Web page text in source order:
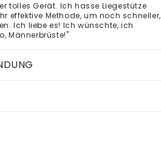
tolles Gerät. Ich hasse Liegestütze
effektive Methode, um noch schneller,
Ich liebe es! Ich wünschte, ich
Männerbrüste!"